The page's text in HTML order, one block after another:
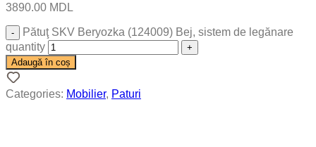
3890.00 MDL
Pătuţ SKV Beryozka (124009) Bej, sistem de legănare
quantity
Adaugă în coș
Categories: Mobilier, Paturi